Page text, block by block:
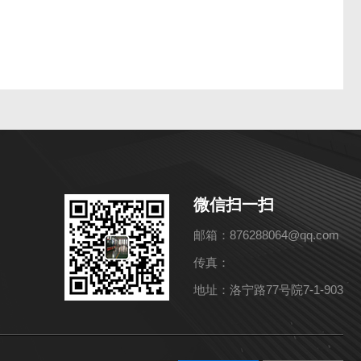
微信扫一扫
邮箱：876288064@qq.com
传真：
地址：洛宁路77号院7-1-903